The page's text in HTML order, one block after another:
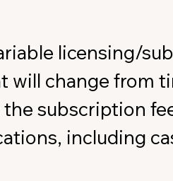
licensing/
will change from
subscription
including